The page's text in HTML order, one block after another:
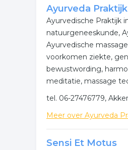
Voor meer informatie
kaart getoond met de
Meer
Wij vonden meer
bedrijven rubriek:
acupunctuur
alternatieve
.
Ayurveda
Ayurvedische Praktijk
natuurgeneeskunde,
Ayurvedische
voorkomen ziekte,
bewustwording,
meditatie, massage
tel. 06-27476779,
Meer over Ayurveda
Sensi Et Motus